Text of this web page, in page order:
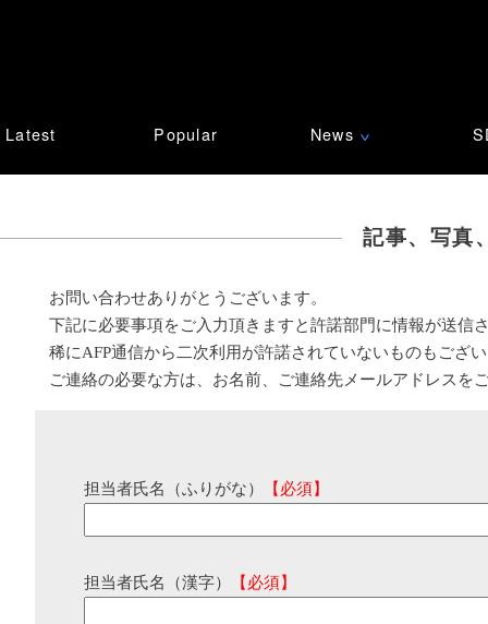
Latest Popular News ∨
記事、写真
お問い合わせありがとうございます。
下記に必要事項をご入力頂きますと許諾部門に情報が送信
稀にAFP通信から二次利用が許諾されていないものもござ
ご連絡の必要な方は、お名前、ご連絡先メールアドレスを
担当者氏名（ふりがな） 【必須】
担当者氏名（漢字） 【必須】